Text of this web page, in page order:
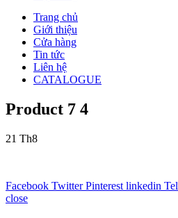
Trang chủ
Giới thiệu
Cửa hàng
Tin tức
Liên hệ
CATALOGUE
Product 7 4
21 Th8
Facebook Twitter Pinterest linkedin
close